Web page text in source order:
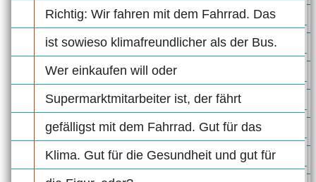
Richtig: Wir fahren mit dem Fahrrad. Das
ist sowieso klimafreundlicher als der Bus.
Wer einkaufen will oder
Supermarktmitarbeiter ist, der fährt
gefälligst mit dem Fahrrad. Gut für das
Klima. Gut für die Gesundheit und gut für